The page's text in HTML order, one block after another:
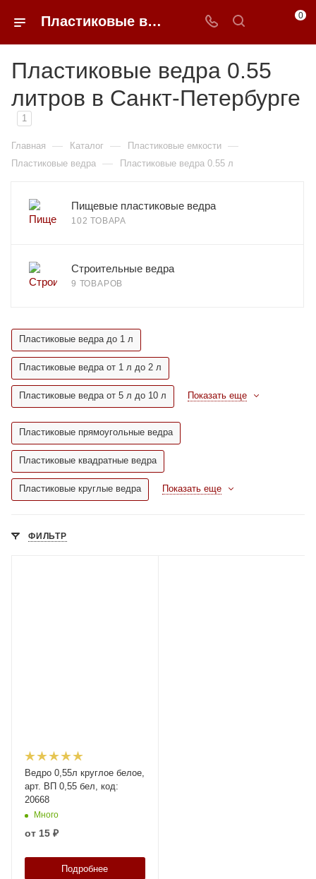
Пластиковые ведра 0.55 литров недорого в Санкт-Петербурге | 0FFER 0
Пластиковые ведра 0.55
литров в Санкт-Петербурге
1
Главная — Каталог — Пластиковые емкости —
Пластиковые ведра — Пластиковые ведра 0.55 л
Пищевые пластиковые ведра
102 ТОВАРА
Строительные ведра
9 ТОВАРОВ
Пластиковые ведра до 1 л
Пластиковые ведра от 1 л до 2 л
Пластиковые ведра от 5 л до 10 л Показать еще
Пластиковые прямоугольные ведра
Пластиковые квадратные ведра
Пластиковые круглые ведра Показать еще
ФИЛЬТР
Ведро 0,55л круглое белое,
арт. ВП 0,55 бел, код:
20668
Много
от 15 ₽
Подробнее